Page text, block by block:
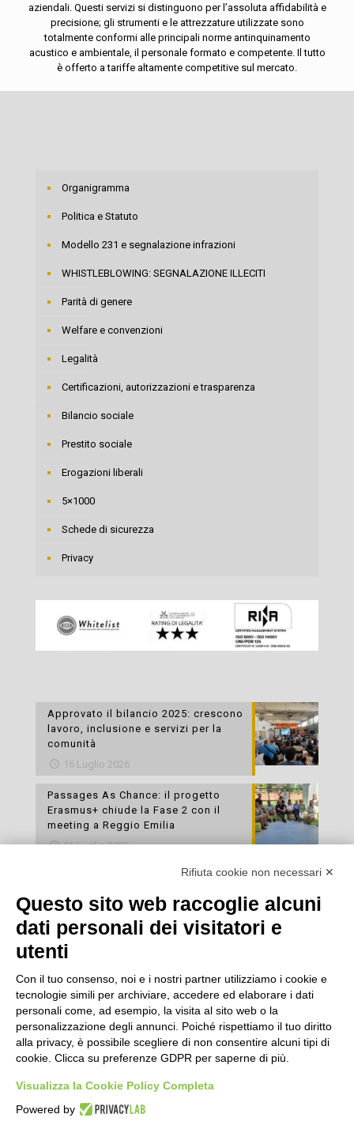
aziendali. Questi servizi si distinguono per l’assoluta affidabilità e
precisione; gli strumenti e le attrezzature utilizzate sono
totalmente conformi alle principali norme antinquinamento
acustico e ambientale, il personale formato e competente. Il tutto
è offerto a tariffe altamente competitive sul mercato.
Organigramma
Politica e Statuto
Modello 231 e segnalazione infrazioni
WHISTLEBLOWING: SEGNALAZIONE ILLECITI
Parità di genere
Welfare e convenzioni
Legalità
Certificazioni, autorizzazioni e trasparenza
Bilancio sociale
Prestito sociale
Erogazioni liberali
5×1000
Schede di sicurezza
Privacy
Approvato il bilancio 2025: crescono
lavoro, inclusione e servizi per la
comunità
16 Luglio 2026
Passages As Chance: il progetto
Erasmus+ chiude la Fase 2 con il
meeting a Reggio Emilia
16 Luglio 2026
Esami di laboratorio preventivi
cura della propria salute
16 Luglio 2026
Rifiuta cookie non necessari ✕
Questo sito web raccoglie alcuni
dati personali dei visitatori e
utenti
Con il tuo consenso, noi e i nostri partner utilizziamo i cookie e
tecnologie simili per archiviare, accedere ed elaborare i dati
personali come, ad esempio, la visita al sito web o la
personalizzazione degli annunci. Poiché rispettiamo il tuo diritto
alla privacy, è possibile scegliere di non consentire alcuni tipi di
cookie. Clicca su preferenze GDPR per saperne di più.
Visualizza la Cookie Policy Completa
Powered by